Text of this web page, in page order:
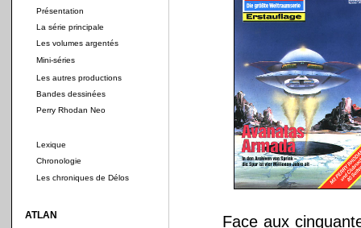
Présentation
La série principale
Les volumes argentés
Mini-séries
Les autres productions
Bandes dessinées
Perry Rhodan Neo
Lexique
Chronologie
Les chroniques de Délos
ATLAN
Face aux